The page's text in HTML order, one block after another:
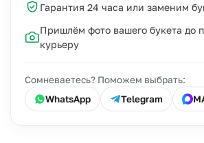
Гарантия 24 часа или заменим
Пришлём фото вашего букета до
курьеру
Сомневаетесь? Поможем выбрать:
WhatsApp
Telegram